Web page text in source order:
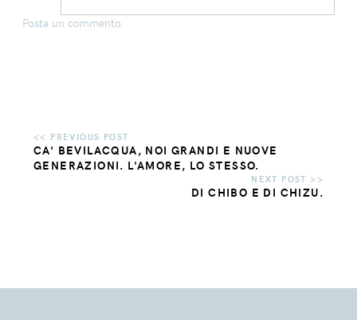
Posta un commento
CA' BEVILACQUA, NOI GRANDI E NUOVE
GENERAZIONI. L'AMORE, LO STESSO.
DI CHIBO E DI CHIZU.